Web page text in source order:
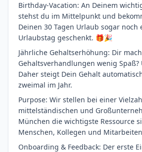
Birthday-Vacation: An Deinem
stehst du im Mittelpunkt und
Deinen 30 Tagen Urlaub sogar noch
Urlaubstag geschenkt. 🎁🎉
Jährliche Gehaltserhöhung: Dir
Gehaltsverhandlungen wenig Spaß?
Daher steigt Dein Gehalt
zweimal im Jahr.
Purpose: Wir stellen bei einer
mittelständischen und
München die wichtigste Ressource
Menschen, Kollegen und
Onboarding & Feedback: Der erste